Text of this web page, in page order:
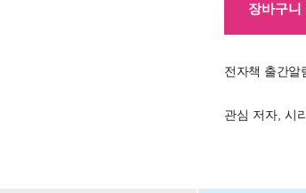
장바구니
전자책 출간알
관심 저자, 시